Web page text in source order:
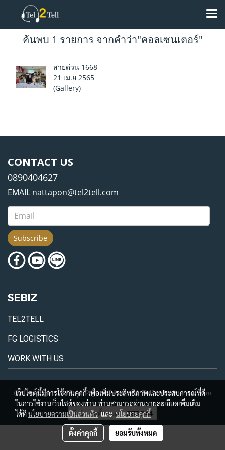
ค้นพบ 1 รายการ จากคำว่า"คอลเซนเตอร์"
สายด่วน 1668
21 เม.ย 2565
(Gallery)
CONTACT US
0890404627
EMAIL nattapon@tel2tell.com
Subscribe
SEBIZ
TEL2TELL
FG LOGISTICS
WORK WITH US
@ Copyright 2017 All Rights Reserved. Tel2tellcallcenter.com
ผู้เข้าชมทั้งหมด 288,544
เว็บไซต์นี้มีการใช้งานคุกกี้ เพื่อเพิ่มประสิทธิภาพและประสบการณ์ที่ดี
ในการใช้งานเว็บไซต์ของท่าน ท่านสามารถอ่านรายละเอียดเพิ่มเติม
ได้ที่นโยบายความเป็นส่วนตัวและนโยบายคุกกี้
ตั้งค่าคุกกี้ ยอมรับทั้งหมด